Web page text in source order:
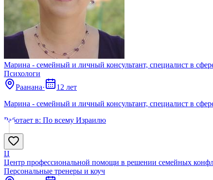
Марина - семейный и личный консультант, специалист в
Психологи
Раанана·
12 лет
Марина - семейный и личный консультант, специалист в
Работает в: По всему Израилю
Ц
Центр профессиональной помощи в решении семейных
Персональные тренеры и коуч